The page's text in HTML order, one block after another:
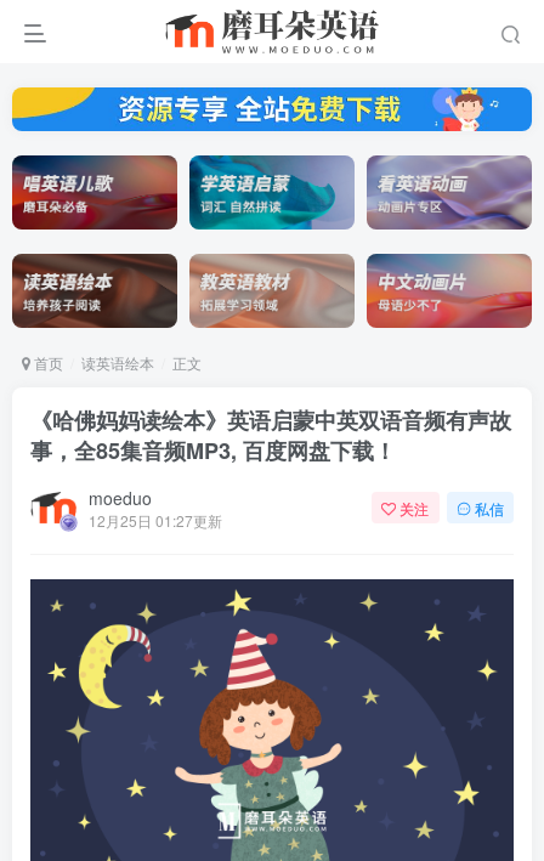
首页 读英语绘本 正文
《哈佛妈妈读绘本》英语启蒙中英双语音频有声故
事，全85集音频MP3, 百度网盘下载！
moeduo
12月25日 01:27更新
关注 私信